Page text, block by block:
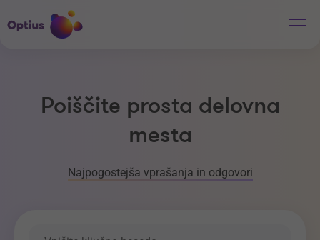
Poiščite prosta delovna
mesta
Najpogostejša vprašanja in odgovori